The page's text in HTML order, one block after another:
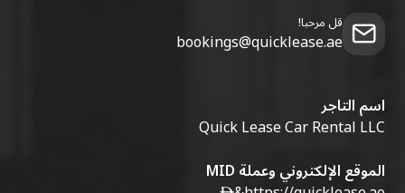
قل مرحبا!
bookings@quicklease.ae
اسم التاجر
Quick Lease Car Rental LLC
الموقع الإلكتروني وعملة MID